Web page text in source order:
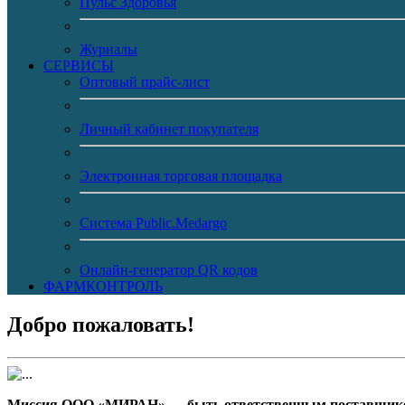
Журналы
CЕРВИСЫ
Оптовый прайс-лист
Личный кабинет покупателя
Электронная торговая площадка
Система Public.Medargo
Онлайн-генератор QR кодов
ФАРМКОНТРОЛЬ
Добро пожаловать!